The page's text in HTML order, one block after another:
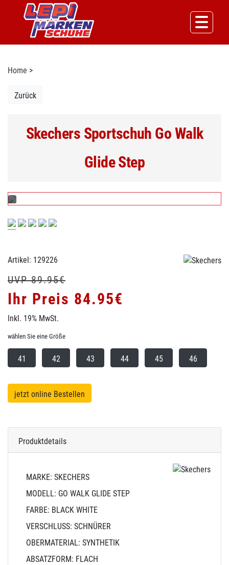
Home >
Zurück
Skechers Sportschuh Go Walk
Glide Step
Artikel: 129226
UVP 89.95€
Ihr Preis 84.95€
Inkl. 19% MwSt.
wählen Sie eine Größe
41 42 43 44 45 46
jetzt online Bestellen
Produktdetails
MARKE: SKECHERS
MODELL: GO WALK GLIDE STEP
FARBE: BLACK WHITE
VERSCHLUSS: SCHNÜRER
OBERMATERIAL: SYNTHETIK
ABSATZFORM: FLACH